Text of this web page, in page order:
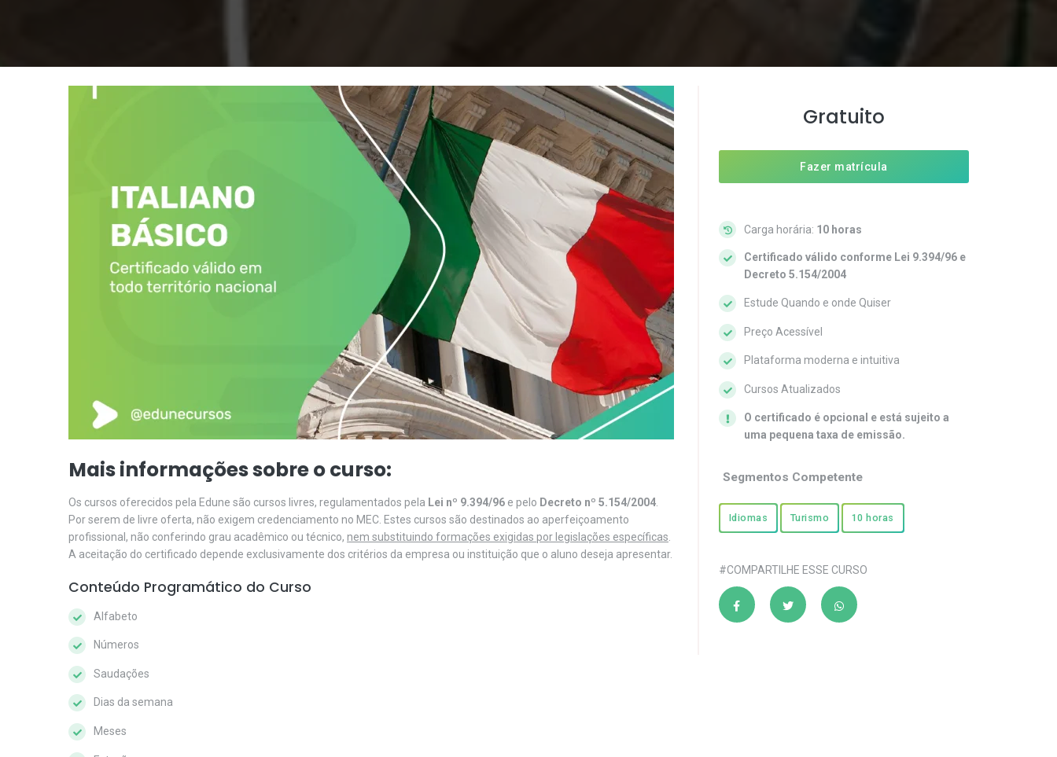
Mais informações sobre o curso:
Os cursos oferecidos pela Edune são cursos livres, regulamentados pela Lei nº 9.394/96 e pelo Decreto nº 5.154/2004
Por serem de livre oferta, não exigem credenciamento no MEC. Estes cursos são destinados ao aperfeiçoamento
profissional, não conferindo grau acadêmico ou técnico, nem substituindo formações exigidas por legislações específicas
A aceitação do certificado depende exclusivamente dos critérios da empresa ou instituição que o aluno deseja apresentar.
Conteúdo Programático do Curso
Alfabeto
Números
Saudações
Dias da semana
Meses
Gratuito
Fazer matrícula
Carga horária: 10 horas
Certificado válido conforme Lei 9.394/96 e
Decreto 5.154/2004
Estude Quando e onde Quiser
Preço Acessível
Plataforma moderna e intuitiva
Cursos Atualizados
O certificado é opcional e está sujeito a
uma pequena taxa de emissão.
Segmentos Competente
Idiomas Turismo 10 horas
#COMPARTILHE ESSE CURSO